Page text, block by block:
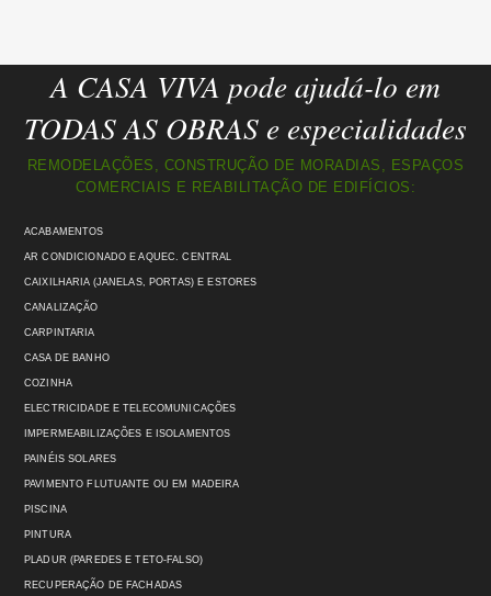
A CASA VIVA pode ajudá-lo em
TODAS AS OBRAS e especialidades
REMODELAÇÕES, CONSTRUÇÃO DE MORADIAS, ESPAÇOS
COMERCIAIS E REABILITAÇÃO DE EDIFÍCIOS:
ACABAMENTOS
AR CONDICIONADO E AQUEC. CENTRAL
CAIXILHARIA (JANELAS, PORTAS) E ESTORES
CANALIZAÇÃO
CARPINTARIA
CASA DE BANHO
COZINHA
ELECTRICIDADE E TELECOMUNICAÇÕES
IMPERMEABILIZAÇÕES E ISOLAMENTOS
PAINÉIS SOLARES
PAVIMENTO FLUTUANTE OU EM MADEIRA
PISCINA
PINTURA
PLADUR (PAREDES E TETO-FALSO)
RECUPERAÇÃO DE FACHADAS